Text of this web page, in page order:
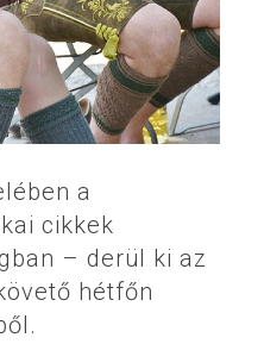
a
cikkek
– derül ki az
hétfőn